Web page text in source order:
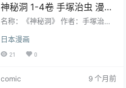
神秘洞 1-4卷 手塚治虫 漫画
百度网盘下载
名称：《神秘洞》 作者：手塚治虫
中文（东贩） 状态：已完结 分辨
率：单页1420X2048像素左右 剧情
简介 是手冢治虫创作的一部漫画短
载。书中包含众多题材，有历史、
日本漫画
21 0
comic 9 个月前